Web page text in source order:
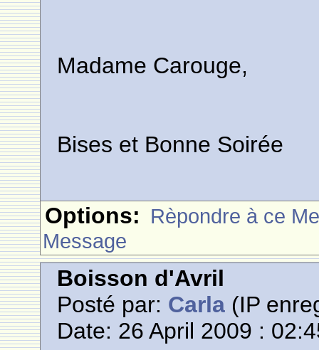
Madame Carouge,
Bises et Bonne Soirée
Options: Rèpondre à ce
Message
Boisson d'Avril
Posté par: Carla (IP
Date: 26 April 2009 :